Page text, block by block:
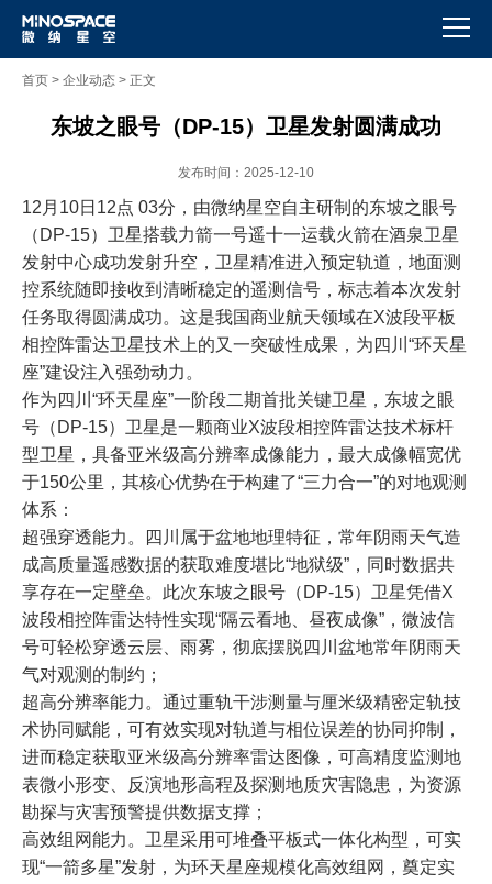
首页 > 企业动态 > 正文
东坡之眼号（DP-15）卫星发射圆满成功
发布时间：2025-12-10
12月10日12点 03分，由微纳星空自主研制的东坡之眼号
（DP-15）卫星搭载力箭一号遥十一运载火箭在酒泉卫星
发射中心成功发射升空，卫星精准进入预定轨道，地面测
控系统随即接收到清晰稳定的遥测信号，标志着本次发射
任务取得圆满成功。这是我国商业航天领域在X波段平板
相控阵雷达卫星技术上的又一突破性成果，为四川“环天星
座”建设注入强劲动力。
作为四川“环天星座”一阶段二期首批关键卫星，东坡之眼
号（DP-15）卫星是一颗商业X波段相控阵雷达技术标杆
型卫星，具备亚米级高分辨率成像能力，最大成像幅宽优
于150公里，其核心优势在于构建了“三力合一”的对地观测
体系：
超强穿透能力。四川属于盆地地理特征，常年阴雨天气造
成高质量遥感数据的获取难度堪比“地狱级”，同时数据共
享存在一定壁垒。此次东坡之眼号（DP-15）卫星凭借X
波段相控阵雷达特性实现“隔云看地、昼夜成像”，微波信
号可轻松穿透云层、雨雾，彻底摆脱四川盆地常年阴雨天
气对观测的制约；
超高分辨率能力。通过重轨干涉测量与厘米级精密定轨技
术协同赋能，可有效实现对轨道与相位误差的协同抑制，
进而稳定获取亚米级高分辨率雷达图像，可高精度监测地
表微小形变、反演地形高程及探测地质灾害隐患，为资源
勘探与灾害预警提供数据支撑；
高效组网能力。卫星采用可堆叠平板式一体化构型，可实
现“一箭多星”发射，为环天星座规模化高效组网，奠定实